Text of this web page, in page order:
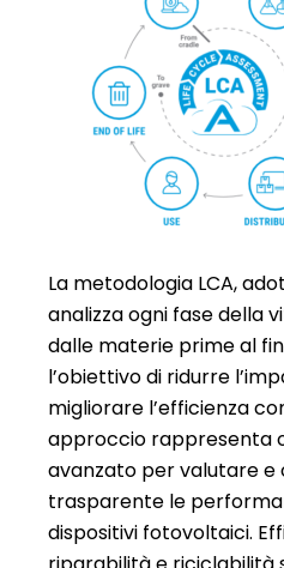
La metodologia LCA,
analizza ogni fase della
dalle materie prime al
l’obiettivo di ridurre
migliorare l’efficienza
approccio rappresenta
avanzato per valutare e
trasparente le
dispositivi fotovoltaici.